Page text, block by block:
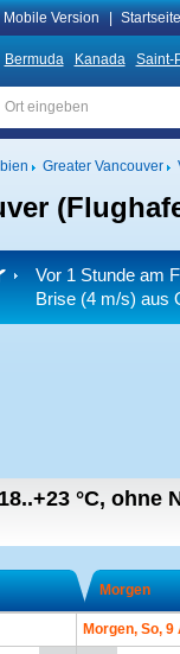
Mobile Version Startseite
Bermuda Kanada Saint-
Greater Vancouver
Vor 1 Stunde am
Brise(4 m/s) aus
°C, ohne
Morgen
Morgen, So, 9